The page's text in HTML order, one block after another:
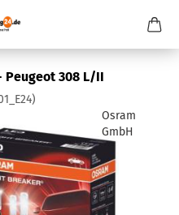
Peugeot 308 L/II
)
Osram
GmbH